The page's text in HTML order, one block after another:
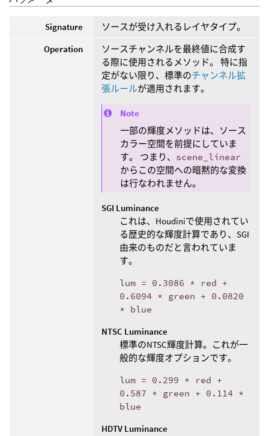
Signature
ソースが受け入れるレイヤタイプ。
Operation
ソースチャンネルを最終値に合成す
る際に使用されるメソッド。 特に指
定がない限り、標準のチャンネル拡
張ルールが適用されます。
Note
一部の輝度メソッドは、ソース
カラー空間を前提にしていま
す。 つまり、 scene_linear
からこの空間への暗黙的な変換
は行なわれません。
SGI Luminance
これは、Houdiniで使用されてい
る歴史的な輝度計算であり、SGI
由来のものだと言われていま
す。
lum = 0.3086 * red +
0.6094 * green + 0.0820
* blue
NTSC Luminance
標準のNTSC輝度計算。これが一
般的な輝度オプションです。
lum = 0.299 * red +
0.587 * green + 0.114 *
blue
HDTV Luminance